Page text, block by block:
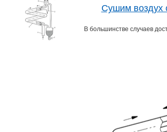
Сушим воздух
В большинстве случаев